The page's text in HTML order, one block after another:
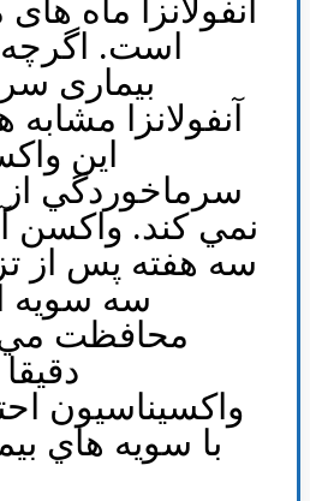
آنفولانزا ماه
است. اگرچه
بیماری
آنفولانزا
اين
سرماخوردگي
نمي کند. واکسن
سه هفته پس از
سه سويه
محافظت مي
واکسيناسيون
با سويه هاي